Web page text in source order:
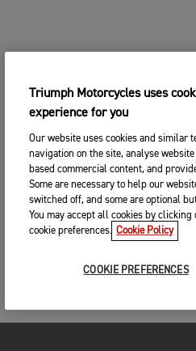
Triumph Motorcycles uses
experience for you
Our website uses cookies and similar
navigation on the site, analyse
based commercial content, and
Some are necessary to help our
switched off, and some are optional
You may accept all cookies by
cookie preferences. Cookie Policy
COOKIE PREFERENCES